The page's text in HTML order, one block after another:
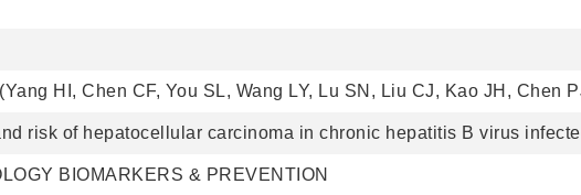
HI, Chen CF, You SL, Wang LY, Lu SN, Liu CJ, Kao JH, Chen
risk of hepatocellular carcinoma in chronic hepatitis B virus
BIOMARKERS & PREVENTION